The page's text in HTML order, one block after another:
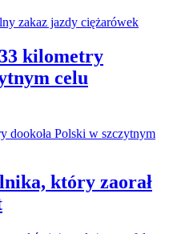
kilometry
celu
który zaorał